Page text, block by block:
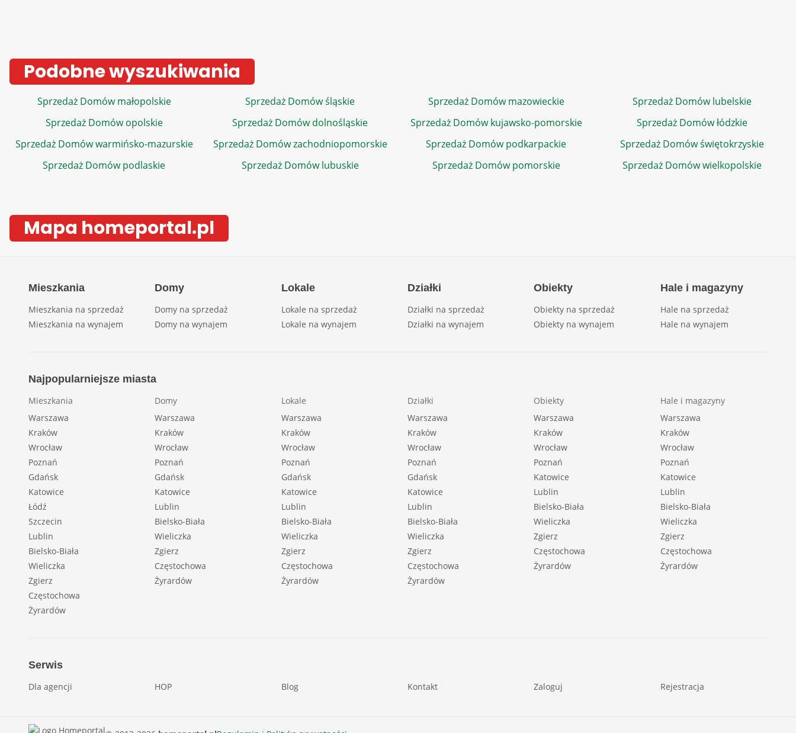
Podobne wyszukiwania
Sprzedaż Domów małopolskie Sprzedaż Domów śląskie Sprzedaż Domów mazowieckie
Sprzedaż Domów lubelskie
Sprzedaż Domów opolskie
Sprzedaż Domów dolnośląskie Sprzedaż Domów kujawsko-pomorskie
Sprzedaż Domów łódzkie
Sprzedaż Domów warmińsko-mazurskie
Sprzedaż Domów zachodniopomorskie Sprzedaż Domów podkarpackie
Sprzedaż Domów świętokrzyskie
Sprzedaż Domów podlaskie
Sprzedaż Domów lubuskie Sprzedaż Domów pomorskie Sprzedaż Domów wielkopolskie
Mapa homeportal.pl
Mieszkania
Mieszkania na sprzedaż
Mieszkania na wynajem
Domy
Domy na sprzedaż
Domy na wynajem
Lokale
Lokale na sprzedaż
Lokale na wynajem
Działki
Działki na sprzedaż
Działki na wynajem
Obiekty
Obiekty na sprzedaż
Obiekty na wynajem
Hale i magazyny
Hale na sprzedaż
Hale na wynajem
Najpopularniejsze miasta
Mieszkania
Warszawa
Kraków
Wrocław
Poznań
Gdańsk
Katowice
Łódź
Szczecin
Lublin
Bielsko-Biała
Wieliczka
Zgierz
Częstochowa
Żyrardów
Domy
Warszawa
Kraków
Wrocław
Poznań
Gdańsk
Katowice
Lublin
Bielsko-Biała
Wieliczka
Zgierz
Częstochowa
Żyrardów
Lokale
Warszawa
Kraków
Wrocław
Poznań
Gdańsk
Katowice
Lublin
Bielsko-Biała
Wieliczka
Zgierz
Częstochowa
Żyrardów
Działki
Warszawa
Kraków
Wrocław
Poznań
Gdańsk
Katowice
Lublin
Bielsko-Biała
Wieliczka
Zgierz
Częstochowa
Żyrardów
Obiekty
Warszawa
Kraków
Wrocław
Poznań
Katowice
Lublin
Bielsko-Biała
Wieliczka
Zgierz
Częstochowa
Żyrardów
Hale i magazyny
Warszawa
Kraków
Wrocław
Poznań
Katowice
Lublin
Bielsko-Biała
Wieliczka
Zgierz
Częstochowa
Żyrardów
Serwis
Dla agencji HOP Blog Kontakt Zaloguj Rejestracja